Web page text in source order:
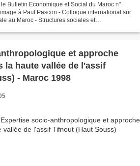
Bulletin Economique et Social du Maroc n°
à Paul Pascon - Colloque international sur
au Maroc - Structures sociales et
et approche
la haute vallée de l'assif
- Maroc 1998